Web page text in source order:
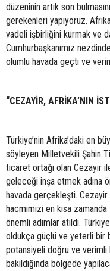
düzeninin artık son
gerekenleri yapıyoruz.
vadeli işbirliğini kurmak ve
Cumhurbaşkanımız
olumlu havada geçti ve
“CEZAYİR, AFRİKA’NIN
Türkiye’nin Afrika’daki en
söyleyen Milletvekili Şahin
ticaret ortağı olan Cezayir
geleceği inşa etmek adına
havada gerçekleşti.
hacmimizi en kısa
önemli adımlar atıldı.
oldukça güçlü ve yeterli bir
potansiyeli doğru ve verimli
bakıldığında bölgede